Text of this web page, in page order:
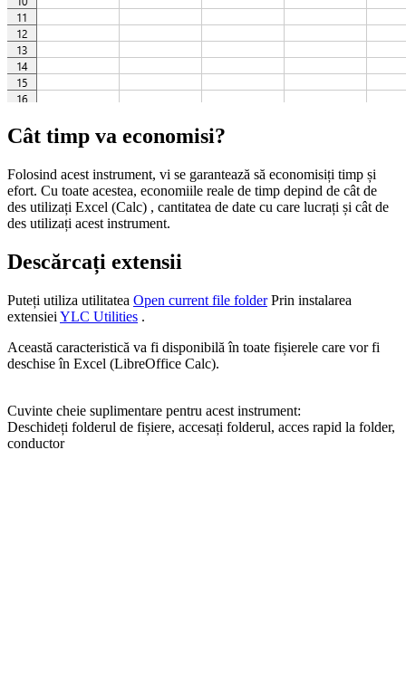
Cât timp va economisi?
Folosind acest instrument, vi se garantează să economisiți timp și
efort. Cu toate acestea, economiile reale de timp depind de cât de
des utilizați Excel (Calc) , cantitatea de date cu care lucrați și cât de
des utilizați acest instrument.
Descărcați extensii
Puteți utiliza utilitatea Open current file folderPrin instalarea
extensiei YLC Utilities .
Această caracteristică va fi disponibilă în toate fișierele care vor fi
deschise în Excel (LibreOffice Calc).
Cuvinte cheie suplimentare pentru acest instrument:
Deschideți folderul de fișiere, accesați folderul, acces rapid la folder,
conductor